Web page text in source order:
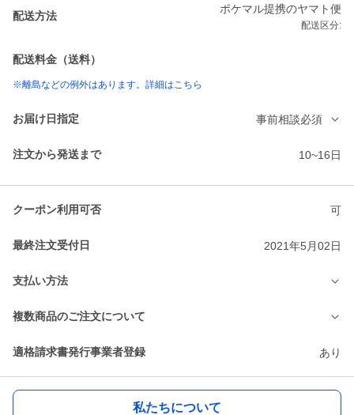
配送方法
ポケマル提携のヤマト便
配送区分:
配送料金（送料）
※離島などの例外はあります。詳細はこちら
お届け日指定 事前相談必須
注文から発送まで 10~16日
クーポン利用可否 可
最終注文受付日 2021年5月02日
支払い方法
複数商品のご注文について
適格請求書発行事業者登録 あり
私たちについて